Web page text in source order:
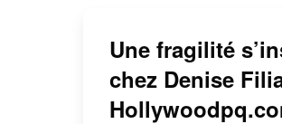
Une fragilité
chez Denise